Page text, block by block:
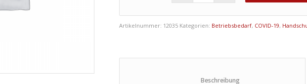
Artikelnummer: 12035 Kategorien: Betriebsbedarf, COVID-19,